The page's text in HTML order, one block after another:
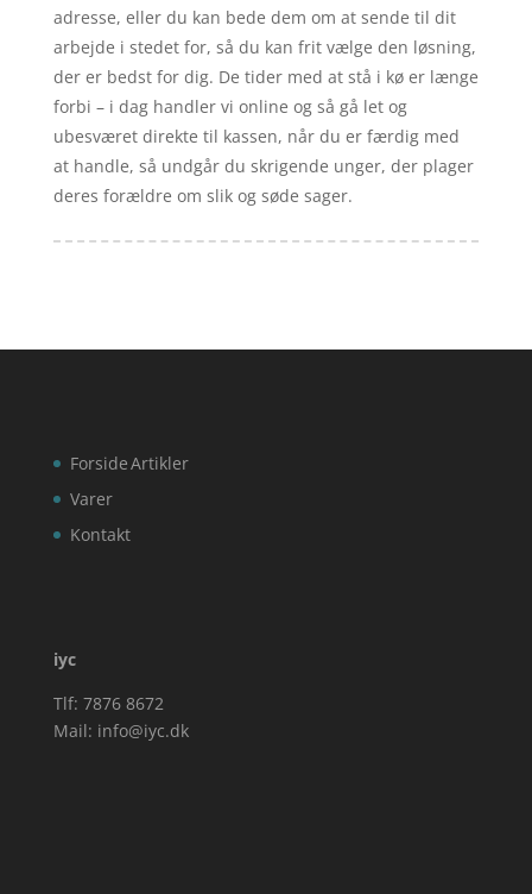
adresse, eller du kan bede dem om at sende til dit
arbejde i stedet for, så du kan frit vælge den løsning,
der er bedst for dig. De tider med at stå i kø er længe
forbi – i dag handler vi online og så gå let og
ubesværet direkte til kassen, når du er færdig med
at handle, så undgår du skrigende unger, der plager
deres forældre om slik og søde sager.
Forside
Varer
Kontakt
Artikler
iyc
Tlf: 7876 8672
Mail: info@iyc.dk